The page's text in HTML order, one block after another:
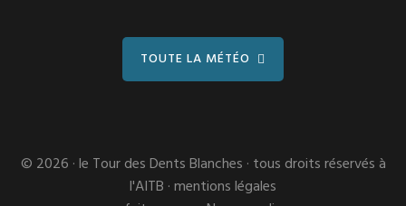
TOUTE LA MÉTÉO
© 2026 ·le Tour des Dents Blanches · tous droits réservés à
l'AITB ·mentions légales